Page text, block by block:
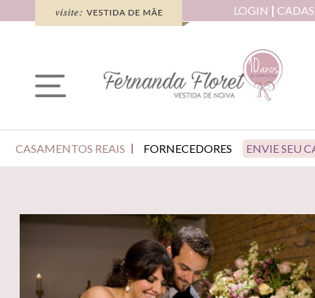
LOGIN
CASAMENTOS REAIS FORNECEDORES ENVIE SEU